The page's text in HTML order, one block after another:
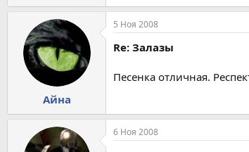
Айна
5 Ноя 2008
Re: Залазы
Песенка отличная.
6 Ноя 2008